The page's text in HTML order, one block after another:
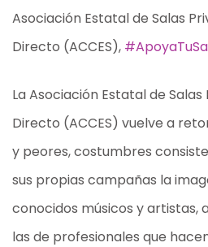
Asociación Estatal de Salas
Directo (ACCES),
La Asociación Estatal de
Directo (ACCES) vuelve a
y peores, costumbres
sus propias campañas la
conocidos músicos y artistas,
las de profesionales que